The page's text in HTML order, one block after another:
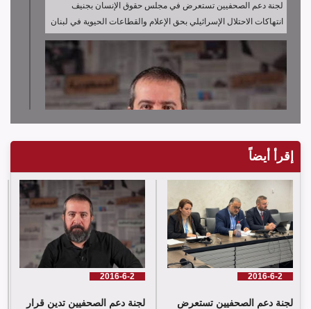
لجنة دعم الصحفيين تستعرض في مجلس حقوق الإنسان بجنيف
انتهاكات الاحتلال الإسرائيلي بحق الإعلام والقطاعات الحيوية في لبنان
لجنة دعم الصحفيين تدين قرار توقيف الصحافي حسن عليق
إقرأ أيضاً
2016-6-2
لجنة دعم الصحفيين تستعرض
2016-6-2
لجنة دعم الصحفيين تدين قرار